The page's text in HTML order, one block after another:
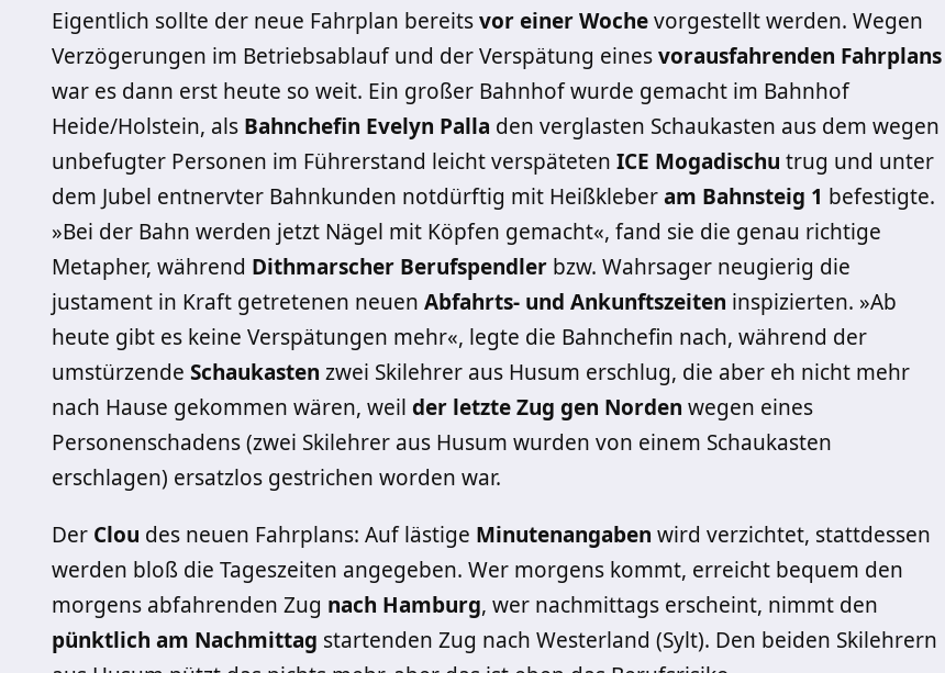
Eigentlich sollte der neue Fahrplan bereitsvor einer Wochevorgestellt werden. Wegen
Verzögerungen im Betriebsablauf und der Verspätung einesvorausfahrenden Fahrplans
war es dann erst heute so weit. Ein großer Bahnhof wurde gemacht im Bahnhof
Heide/Holstein, als Bahnchefin Evelyn Palla den verglasten Schaukasten aus dem wegen
unbefugter Personen im Führerstand leicht verspäteten ICE Mogadischu trug und unter
dem Jubel entnervter Bahnkunden notdürftig mit Heißkleberam Bahnsteig 1 befestigte.
»Bei der Bahn werden jetzt Nägel mit Köpfen gemacht«, fand sie die genau richtige
Metapher, während Dithmarscher Berufspendler bzw. Wahrsager neugierig die
justament in Kraft getretenen neuen Abfahrts- und Ankunftszeiten inspizierten. »Ab
heute gibt es keine Verspätungen mehr«, legte die Bahnchefin nach, während der
umstürzende Schaukasten zwei Skilehrer aus Husum erschlug, die aber eh nicht mehr
nach Hause gekommen wären, weil der letzte Zug gen Norden wegen eines
Personenschadens (zwei Skilehrer aus Husum wurden von einem Schaukasten
erschlagen) ersatzlos gestrichen worden war.
Der Clou des neuen Fahrplans: Auf lästige Minutenangaben wird verzichtet, stattdessen
werden bloß die Tageszeiten angegeben. Wer morgens kommt, erreicht bequem den
morgens abfahrenden Zug nach Hamburg, wer nachmittags erscheint, nimmt den
pünktlich am Nachmittag startenden Zug nach Westerland (Sylt). Den beiden Skilehrern